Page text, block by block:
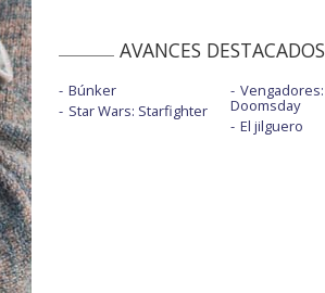
AVANCES DESTACADOS
Búnker
Star Wars: Starfighter
Vengadores:
Doomsday
El jilguero